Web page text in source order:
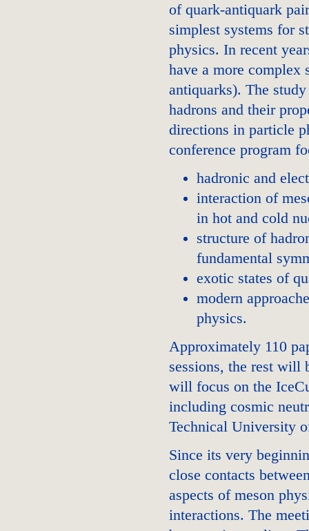
of quark-antiquark
simplest systems for
physics. In recent
have a more complex
antiquarks). The
hadrons and their
directions in particle
conference program
hadronic and
interaction of
in hot and cold
structure of
fundamental
exotic states of
modern
physics.
Approximately 110
sessions, the rest will
will focus on the
including cosmic
Technical University
Since its very
close contacts
aspects of meson
interactions. The